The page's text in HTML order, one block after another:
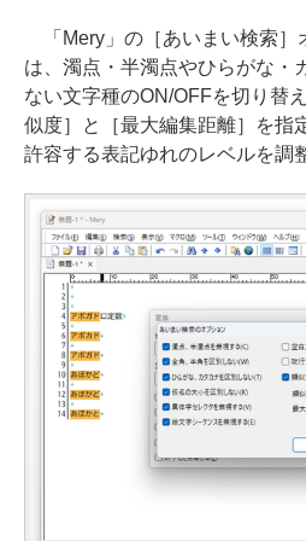
「Mery」の［あいまい検索］
は、濁点・半濁点やひらがな・
ない文字種のON/OFFを切り替
似度］と［最大編集距離］を指
許容する表記ゆれのレベルを調